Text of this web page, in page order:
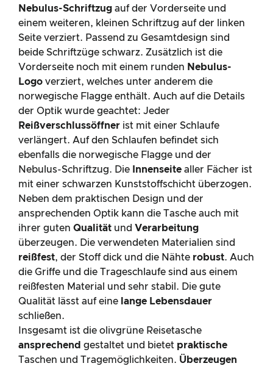
Nebulus-Schriftzug auf der Vorderseite und
einem weiteren, kleinen Schriftzug auf der linken
Seite verziert. Passend zu Gesamtdesign sind
beide Schriftzüge schwarz. Zusätzlich ist die
Vorderseite noch mit einem runden Nebulus-
Logo verziert, welches unter anderem die
norwegische Flagge enthält. Auch auf die Details
der Optik wurde geachtet: Jeder
Reißverschlussöffner ist mit einer Schlaufe
verlängert. Auf den Schlaufen befindet sich
ebenfalls die norwegische Flagge und der
Nebulus-Schriftzug. Die
Innenseite aller Fächer ist
mit einer schwarzen Kunststoffschicht überzogen.
Neben dem praktischen Design und der
ansprechenden Optik kann die Tasche auch mit
ihrer guten Qualität und Verarbeitung
überzeugen. Die verwendeten Materialien sind
reißfest, der Stoff dick und die Nähte robust. Auch
die Griffe und die Trageschlaufe sind aus einem
reißfesten Material und sehr stabil. Die gute
Qualität lässt auf eine lange Lebensdauer
schließen.
Insgesamt ist die olivgrüne Reisetasche
ansprechend gestaltet und bietet praktische
Taschen und Tragemöglichkeiten. Überzeugen